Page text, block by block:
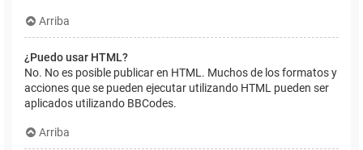
Arriba
¿Puedo usar HTML?
No. No es posible publicar en HTML. Muchos de los formatos y
acciones que se pueden ejecutar utilizando HTML pueden ser
aplicados utilizando BBCodes.
Arriba